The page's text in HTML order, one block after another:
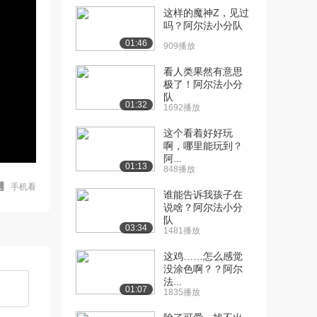
手机看
01:46
这样的魔神Z，见过
吗？阿尔法小分队
909播放
01:32
看人类果然有意思
极了！阿尔法小分
队
1692播放
01:13
这个看着好好玩
啊，哪里能玩到？
阿...
848播放
03:34
谁能告诉我孩子在
说啥？阿尔法小分
队
1481播放
01:07
这鸡……怎么感觉
没涂色啊？？阿尔
法...
1835播放